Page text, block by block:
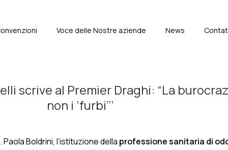
Voce delle Nostre aziende News
scrive al Premier Draghi: “La
non i ‘furbi’’’
Boldrini, l’istituzione della professione sanitaria di